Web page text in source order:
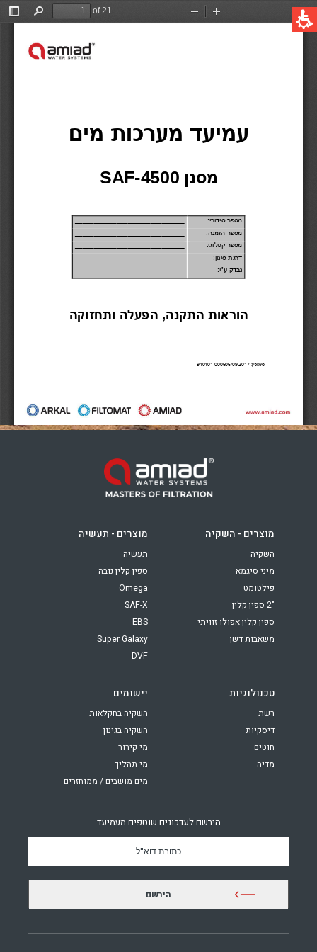
טכנולוגיות הסינון בעמיעד
United States
English
English
Spain & LATAM
Russia
French
German
Israel
Hebrew
Chinese
בהתבסס על מיקומך, אנו ממליצים על האתר המקומי הבא:
North America- English
מוצרים - השקיה
השקיה
מיני סיגמא
פילטומט
"2 ספין קלין
ספין קלין אפולו זוויתי
משאבות דשן
מוצרים - תעשיה
תעשיה
ספין קלין נובה
Omega
SAF-X
EBS
Super Galaxy
DVF
טכנולוגיות
רשת
דיסקיות
חוטים
מדיה
יישומים
השקיה בחקלאות
השקיה בגינון
מי קירור
מי תהליך
מים מושבים / ממוחזרים
הירשם לעדכונים שוטפים מעמיעד